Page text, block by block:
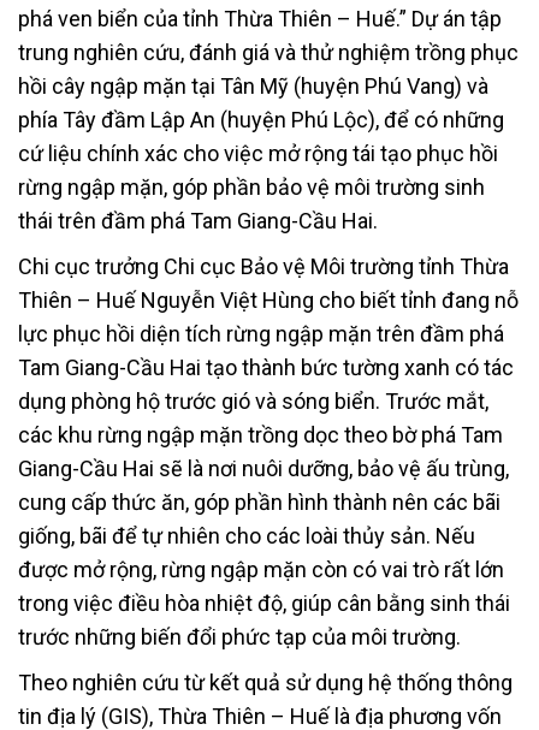
phá ven biển của tỉnh Thừa Thiên – Huế.” Dự án tập
trung nghiên cứu, đánh giá và thử nghiệm trồng phục
hồi cây ngập mặn tại Tân Mỹ (huyện Phú Vang) và
phía Tây đầm Lập An (huyện Phú Lộc), để có những
cứ liệu chính xác cho việc mở rộng tái tạo phục hồi
rừng ngập mặn, góp phần bảo vệ môi trường sinh
thái trên đầm phá Tam Giang-Cầu Hai.
Chi cục trưởng Chi cục Bảo vệ Môi trường tỉnh Thừa
Thiên – Huế Nguyễn Việt Hùng cho biết tỉnh đang nỗ
lực phục hồi diện tích rừng ngập mặn trên đầm phá
Tam Giang-Cầu Hai tạo thành bức tường xanh có tác
dụng phòng hộ trước gió và sóng biển. Trước mắt,
các khu rừng ngập mặn trồng dọc theo bờ phá Tam
Giang-Cầu Hai sẽ là nơi nuôi dưỡng, bảo vệ ấu trùng,
cung cấp thức ăn, góp phần hình thành nên các bãi
giống, bãi để tự nhiên cho các loài thủy sản. Nếu
được mở rộng, rừng ngập mặn còn có vai trò rất lớn
trong việc điều hòa nhiệt độ, giúp cân bằng sinh thái
trước những biến đổi phức tạp của môi trường.
Theo nghiên cứu từ kết quả sử dụng hệ thống thông
tin địa lý (GIS), Thừa Thiên – Huế là địa phương vốn